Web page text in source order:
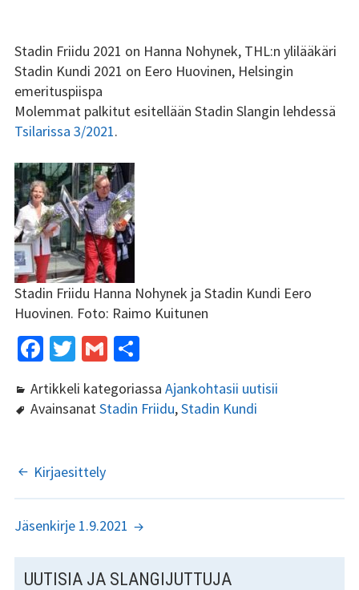
Tsilari 2019
Tsilari 2018
Tsilari 2017
Tsilari 2015
Tsilari 2014
Tsilari 2013
Tsilari 2012
Stadin Friidut ja Stadin
Kundit
Stadin Friidut ja Stadin
Kundit
Kundi ja Friidu 2017
Stadin Friidu 2021 on Hanna Nohynek, THL:n ylilääkäri
Stadin Kundi 2021 on Eero Huovinen, Helsingin
emerituspiispa
Molemmat palkitut esitellään Stadin Slangin lehdessä
Tsilarissa 3/2021.
Stadin Friidu Hanna Nohynek ja Stadin Kundi Eero
Huovinen. Foto: Raimo Kuitunen
Fa
ce
b
k
T
wi
tt
G
ai
S
ar
Artikkeli kategoriassa Ajankohtasii uutisii
AvainsanatStadin Friidu,Stadin Kundi
ARTIKKELIEN
SELAUS
Kirjaesittely
Jäsenkirje 1.9.2021
SIVUPALKKI
UUTISIA JA SLANGIJUTTUJA